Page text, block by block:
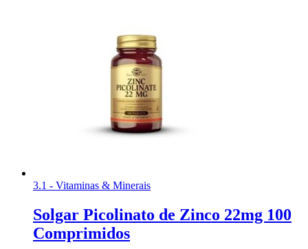
3.1 - Vitaminas & Minerais
Solgar Picolinato de Zinco 22mg 100
Comprimidos